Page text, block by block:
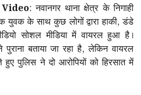
: नवानगर थाना क्षेत्र के निगाही
युवक के साथ कुछ लोगों द्वारा हाकी, डंडे
सोशल मीडिया में वायरल हुआ है।
पुराना बताया जा रहा है, लेकिन वायरल
हुए पुलिस ने दो आरोपियों को हिरसात में